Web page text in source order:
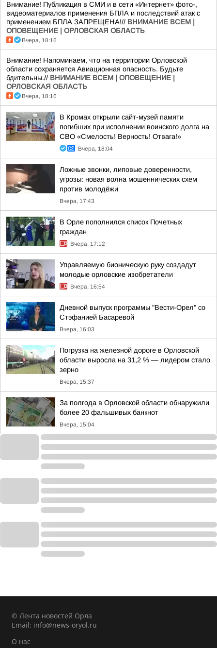
Внимание! Публикация в СМИ и в сети «Интернет» фото-,
видеоматериалов применения БПЛА и последствий атак с
применением БПЛА ЗАПРЕЩЕНА!// ВНИМАНИЕ ВСЕМ |
ОПОВЕЩЕНИЕ | ОРЛОВСКАЯ ОБЛАСТЬ
Вчера, 18:16
Внимание! Напоминаем, что на территории Орловской
области сохраняется Авиационная опасность. Будьте
бдительны.// ВНИМАНИЕ ВСЕМ | ОПОВЕЩЕНИЕ |
ОРЛОВСКАЯ ОБЛАСТЬ
Вчера, 18:16
В Кромах открыли сайт-музей памяти
погибших при исполнении воинского долга на
СВО «Смелость! Верность! Отвага!»
Вчера, 18:04
Ложные звонки, липовые доверенности,
угрозы: новая волна мошеннических схем
против молодёжи
Вчера, 17:43
В Орле пополнился список Почетных
граждан
Вчера, 17:12
Управляемую бионическую руку создадут
молодые орловские изобретатели
Вчера, 16:54
Дневной выпуск программы "Вести-Орел" со
Стэфанией Басаревой
Вчера, 16:03
Погрузка на железной дороге в Орловской
области выросла на 31,2 % — лидером стало
зерно
Вчера, 15:37
За полгода в Орловской области обнаружили
более 20 фальшивых банкнот
Вчера, 15:04
© Лента новостей Орла
Email: info@news-oryol.ru
О нас